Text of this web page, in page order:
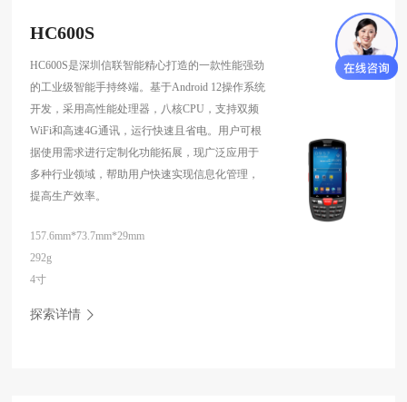
HC600S
HC600S是深圳信联智能精心打造的一款性能强劲
的工业级智能手持终端。基于Android 12操作系统
开发，采用高性能处理器，八核CPU，支持双频
WiFi和高速4G通讯，运行快速且省电。用户可根
据使用需求进行定制化功能拓展，现广泛应用于
多种行业领域，帮助用户快速实现信息化管理，
提高生产效率。
157.6mm*73.7mm*29mm
292g
4寸
探索详情